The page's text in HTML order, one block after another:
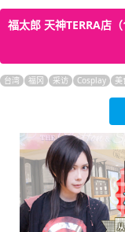
福太郎 天神TERRA店（
台湾 福冈 采访 Cosplay 美